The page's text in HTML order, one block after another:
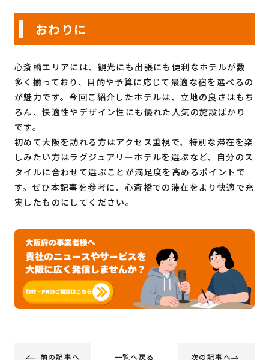
おわりに
心斎橋エリアには、観光にも出張にも便利なホテルが数
多く揃っており、目的や予算に応じて最適な宿を選べるの
が魅力です。今回ご紹介したホテルは、立地の良さはもち
ろん、快適性やデザイン性にも優れた人気の施設ばかり
です。
初めて大阪を訪れる方はアクセス重視で、特別な滞在を楽
しみたい方はラグジュアリーホテルを選ぶなど、自分のス
タイルに合わせて選ぶことが満足度を高めるポイントで
す。ぜひ本記事を参考に、心斎橋での滞在をより快適で充
実したものにしてください。
前の記事へ 一覧へ戻る 次の記事へ